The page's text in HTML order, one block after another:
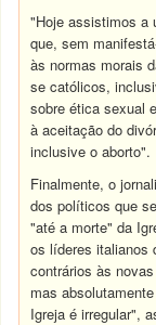
"Hoje assistimos a
que, sem
às normas morais
se católicos,
sobre ética sexual
à aceitação do
inclusive o aborto".
Finalmente, o
dos políticos que
"até a morte" da
os líderes italianos
contrários às
mas
Igreja é irregular",